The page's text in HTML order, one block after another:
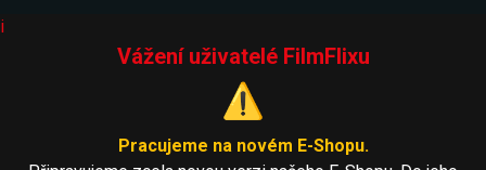
i
Vážení uživatelé FilmFlixu
⚠️
Pracujeme na novém E-Shopu.